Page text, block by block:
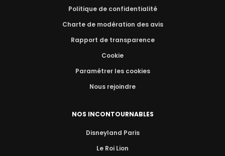
Politique de confidentialité
Charte de modération des avis
Rapport de transparence
Cookie
Paramétrer les cookies
Nous rejoindre
NOS INCONTOURNABLES
Disneyland Paris
Le Roi Lion